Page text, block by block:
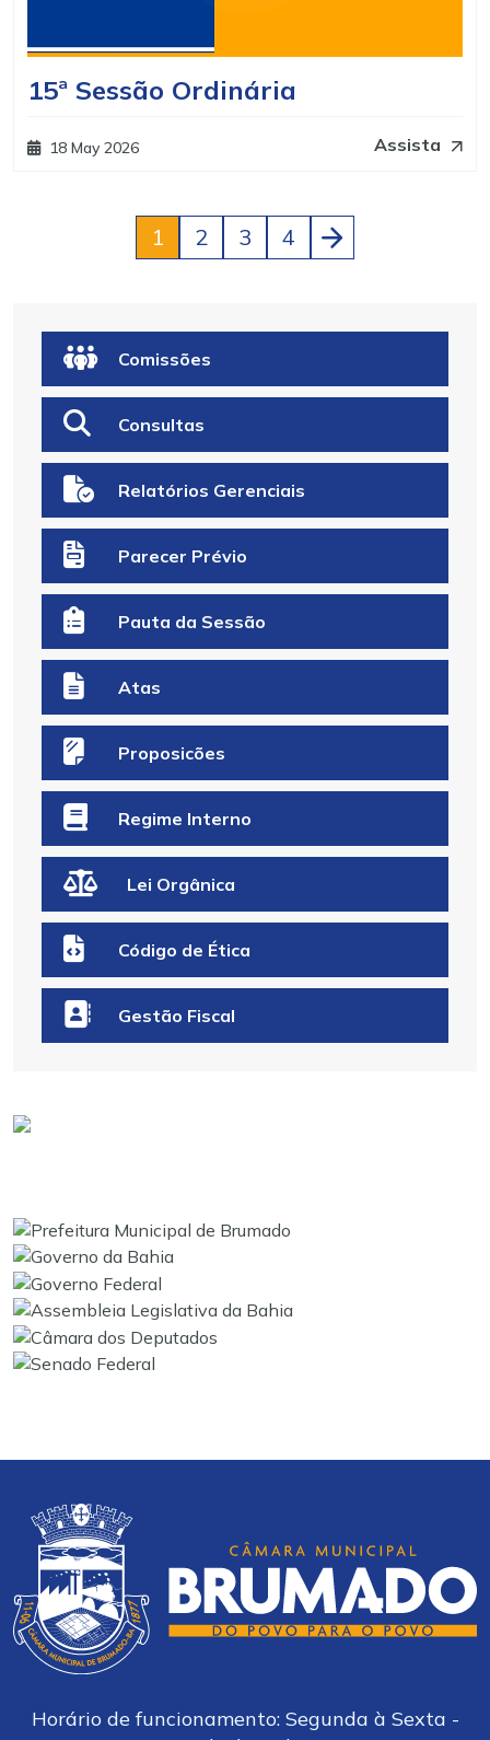
Comissões
Consultas
Relatórios Gerenciais
Parecer Prévio
Pauta da Sessão
Atas
Proposicões
Regime Interno
Lei Orgânica
Código de Ética
Gestão Fiscal
15ª Sessão Ordinária
18 May 2026 Assista
1 2 3 4
Horário de funcionamento: Segunda à Sexta -